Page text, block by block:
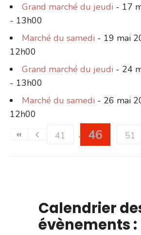
Grand marché du jeudi - 17
- 13h00
Marché du samedi - 19 mai
12h00
Grand marché du jeudi - 24
- 13h00
Marché du samedi - 26 mai
12h00
41
46 51
Calendrier
évènements :